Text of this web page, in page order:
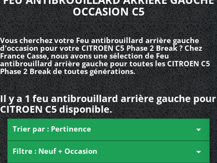
OCCASION C5
Vous cherchez votre Feu antibrouillard arrière gauche
d'occasion pour votre CITROEN C5 Phase 2 Break ? Chez
France Casse, nous avons une sélection de Feu
antibrouillard arrière gauche pour toutes les CITROEN C5
Phase 2 Break de toutes générations.
Il y a 1 feu antibrouillard arrière gauche pour
CITROEN C5 disponible.
Trier par : Pertinence 
Filtre : Neuf + Occasion 